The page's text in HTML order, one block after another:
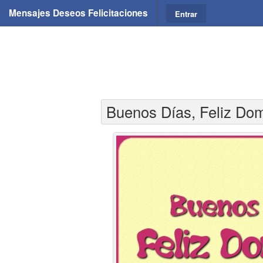
Mensajes Deseos Felicitaciones Entrar
Buenos Días, Feliz